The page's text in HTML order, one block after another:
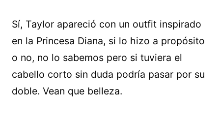
Sí, Taylor apareció con un outfit inspirado
en la Princesa Diana, si lo hizo a propósito
o no, no lo sabemos pero si tuviera el
cabello corto sin duda podría pasar por su
doble. Vean que belleza.